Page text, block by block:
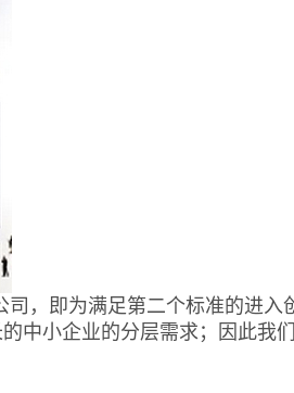
，即为满足第二个标准的进入
中小企业的分层需求；因此我